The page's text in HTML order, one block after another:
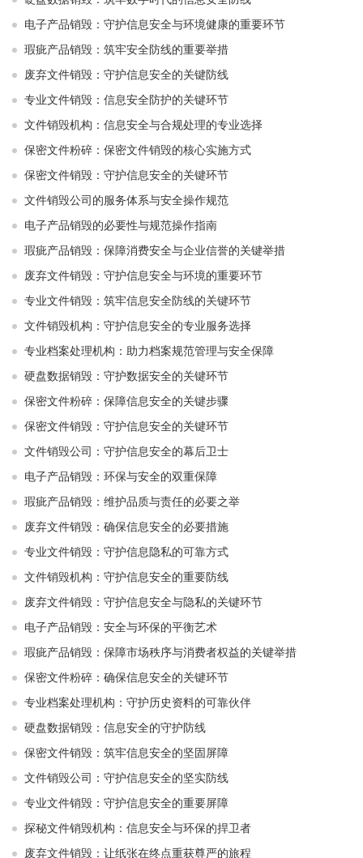
电子产品销毁：守护信息安全与环境健康的重要环节
瑕疵产品销毁：筑牢安全防线的重要举措
废弃文件销毁：守护信息安全的关键防线
专业文件销毁：信息安全防护的关键环节
文件销毁机构：信息安全与合规处理的专业选择
保密文件粉碎：保密文件销毁的核心实施方式
保密文件销毁：守护信息安全的关键环节
文件销毁公司的服务体系与安全操作规范
电子产品销毁的必要性与规范操作指南
瑕疵产品销毁：保障消费安全与企业信誉的关键举措
废弃文件销毁：守护信息安全与环境的重要环节
专业文件销毁：筑牢信息安全防线的关键环节
文件销毁机构：守护信息安全的专业服务选择
专业档案处理机构：助力档案规范管理与安全保障
硬盘数据销毁：守护数据安全的关键环节
保密文件粉碎：保障信息安全的关键步骤
保密文件销毁：守护信息安全的关键环节
文件销毁公司：守护信息安全的幕后卫士
电子产品销毁：环保与安全的双重保障
瑕疵产品销毁：维护品质与责任的必要之举
废弃文件销毁：确保信息安全的必要措施
专业文件销毁：守护信息隐私的可靠方式
文件销毁机构：守护信息安全的重要防线
废弃文件销毁：守护信息安全与隐私的关键环节
电子产品销毁：安全与环保的平衡艺术
瑕疵产品销毁：保障市场秩序与消费者权益的关键举措
保密文件粉碎：确保信息安全的关键环节
专业档案处理机构：守护历史资料的可靠伙伴
硬盘数据销毁：信息安全的守护防线
保密文件销毁：筑牢信息安全的坚固屏障
文件销毁公司：守护信息安全的坚实防线
专业文件销毁：守护信息安全的重要屏障
探秘文件销毁机构：信息安全与环保的捍卫者
废弃文件销毁：让纸张在终点重获尊严的旅程